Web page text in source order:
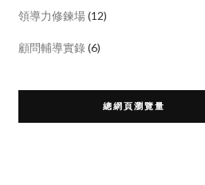
領導力修鍊場(12)
顧問輔導實錄(6)
總網頁瀏覽量